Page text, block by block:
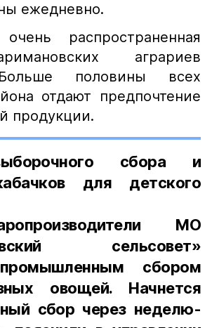
ежедневно.
распространенная
аграриев
половины всех
отдают предпочтение
продукции.
сбора и
для детского
МО
сельсовет»
сбором
овощей. Начнется
сбор через неделю-